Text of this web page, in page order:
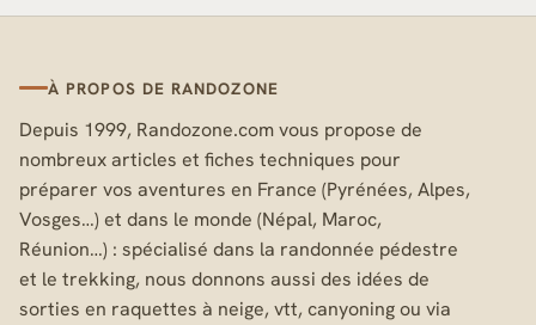
À PROPOS DE RANDOZONE
Depuis 1999, Randozone.com vous propose de
nombreux articles et fiches techniques pour
préparer vos aventures en France (Pyrénées, Alpes,
Vosges…) et dans le monde (Népal, Maroc,
Réunion…) : spécialisé dans la randonnée pédestre
et le trekking, nous donnons aussi des idées de
sorties en raquettes à neige, vtt, canyoning ou via